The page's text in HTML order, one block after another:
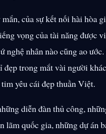
của sự kết nối hài hòa
vọng của tài năng được
nghệ nhân nào cũng ao
trong mắt vài người
yêu cái đẹp thuần Việt.
diễn đàn thủ công,
quốc gia, những dự án